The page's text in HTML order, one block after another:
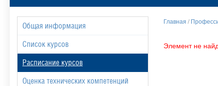
Общая информация
Список курсов
Расписание курсов
Оценка технических компетенций
Главная /
Элемент не